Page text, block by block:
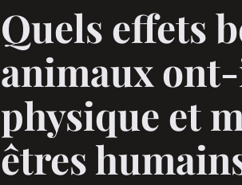
Quels effets
animaux
physique et
êtres